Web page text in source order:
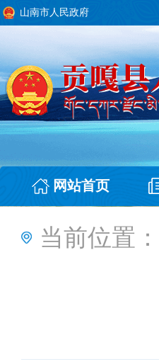
山南市人民政府
网站首页
当前位置：